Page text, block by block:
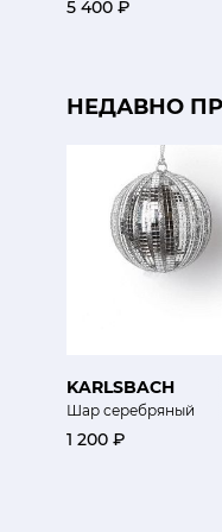
5 400 ₽
НЕДАВНО
KARLSBACH
Шар серебряный
1 200 ₽